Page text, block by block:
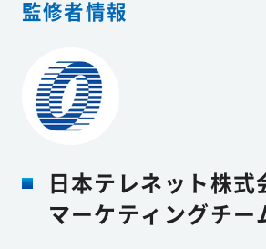
監修者情報
日本テレネット株
マーケティングチー